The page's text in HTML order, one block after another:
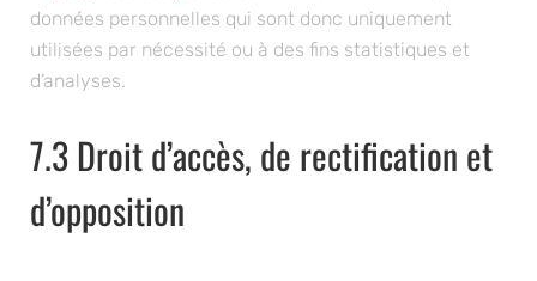
données personnelles qui sont donc uniquement
utilisées par nécessité ou à des fins statistiques et
d’analyses.
7.3 Droit d’accès, de rectification et
d’opposition